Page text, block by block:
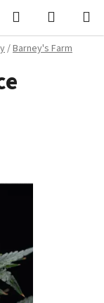
Hledat
KOŠÍK
/Barney's Farm